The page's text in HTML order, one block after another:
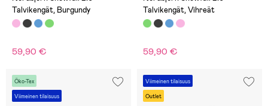
Talvikengät, Burgundy
59,90 €
Talvikengät, Vihreät
59,90 €
Öko-Tex
Viimeinen tilaisuus
Viimeinen tilaisuus
Outlet